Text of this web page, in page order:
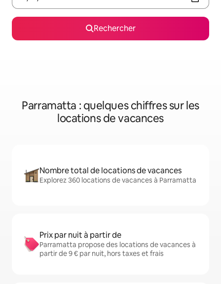
Rechercher
Parramatta : quelques chiffres sur les
locations de vacances
Nombre total de locations de vacances
Explorez 360 locations de vacances à Parramatta
Prix par nuit à partir de
Parramatta propose des locations de vacances à
partir de 9 € par nuit, hors taxes et frais